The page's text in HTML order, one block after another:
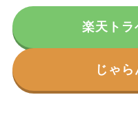
楽天トラ
じゃ